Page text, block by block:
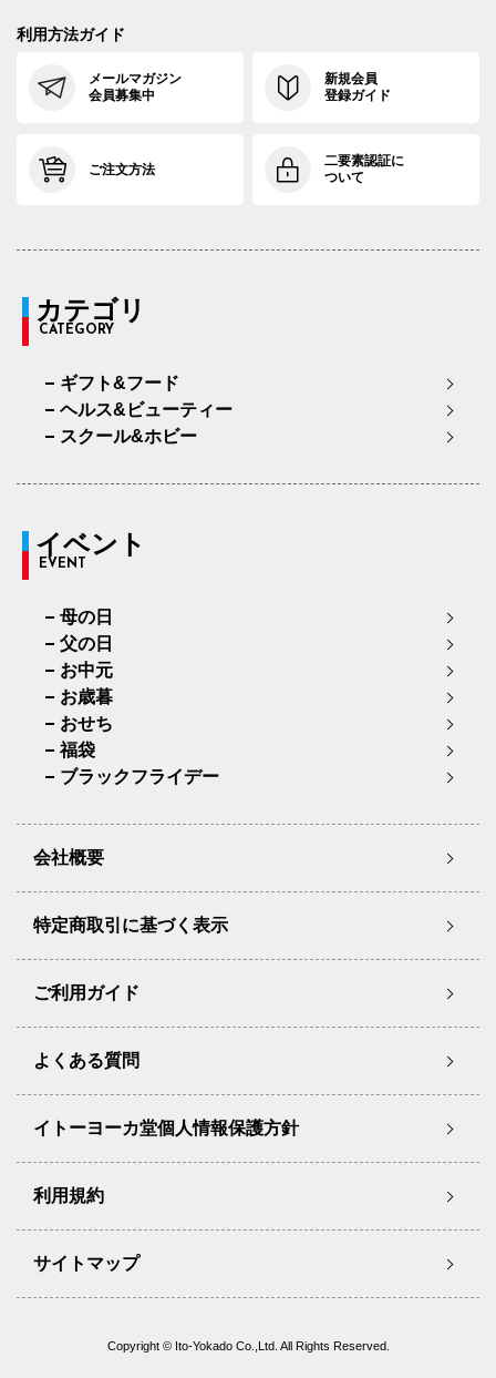
利用方法ガイド
メールマガジン
会員募集中
新規会員
登録ガイド
ご注文方法
二要素認証に
ついて
カテゴリ
CATEGORY
ギフト&フード
ヘルス&ビューティー
スクール&ホビー
イベント
EVENT
母の日
父の日
お中元
お歳暮
おせち
福袋
ブラックフライデー
会社概要
特定商取引に基づく表示
ご利用ガイド
よくある質問
イトーヨーカ堂個人情報保護方針
利用規約
サイトマップ
Copyright © Ito-Yokado Co.,Ltd. All Rights Reserved.